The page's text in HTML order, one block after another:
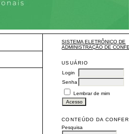
SISTEMA ELETRÔNICO DE
ADMINISTRAÇÃO DE
USUÁRIO
Login
Senha
Lembrar de mim
CONTEÚDO DA
Pesquisa